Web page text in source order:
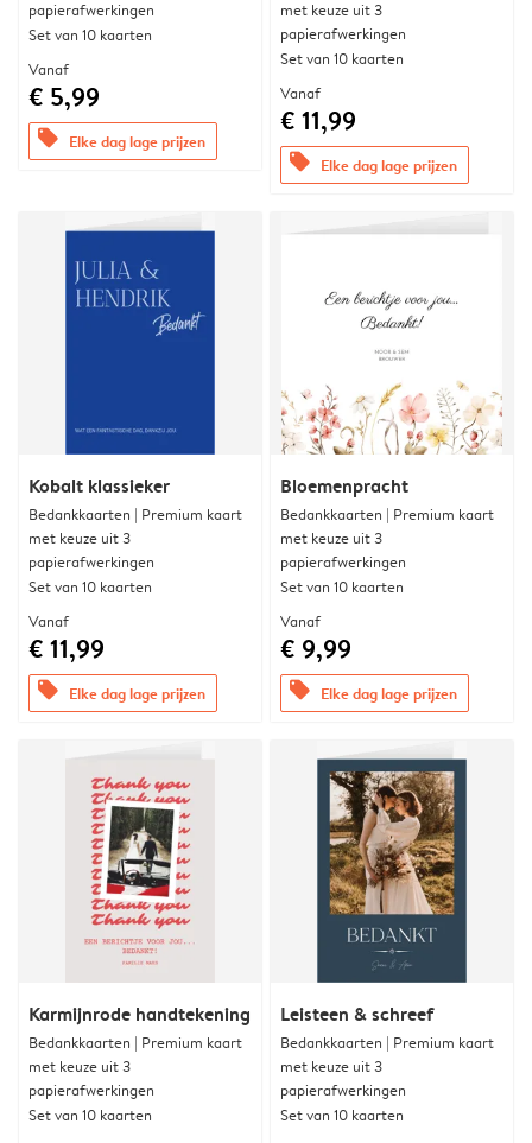
papierafwerkingen
Set van 10 kaarten
Vanaf
€ 5,99
offers Elke dag lage prijzen
met keuze uit 3
papierafwerkingen
Set van 10 kaarten
Vanaf
€ 11,99
offers Elke dag lage prijzen
Kobalt klassieker
Bedankkaarten | Premium kaart
met keuze uit 3
papierafwerkingen
Set van 10 kaarten
Vanaf
€ 11,99
offers Elke dag lage prijzen
Bloemenpracht
Bedankkaarten | Premium kaart
met keuze uit 3
papierafwerkingen
Set van 10 kaarten
Vanaf
€ 9,99
offers Elke dag lage prijzen
Karmijnrode handtekening
Bedankkaarten | Premium kaart
met keuze uit 3
papierafwerkingen
Set van 10 kaarten
Leisteen & schreef
Bedankkaarten | Premium kaart
met keuze uit 3
papierafwerkingen
Set van 10 kaarten